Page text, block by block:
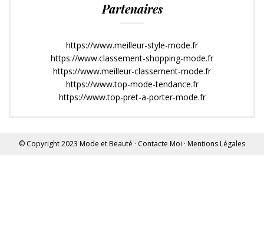
Partenaires
https://www.meilleur-style-mode.fr
https://www.classement-shopping-mode.fr
https://www.meilleur-classement-mode.fr
https://www.top-mode-tendance.fr
https://www.top-pret-a-porter-mode.fr
© Copyright 2023 Mode et Beauté · Contacte Moi · Mentions Légales